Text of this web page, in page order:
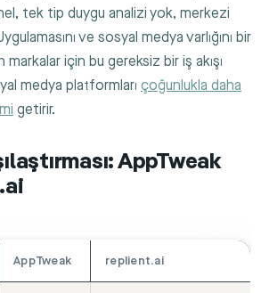
tek tip duygu analizi yok, merkezi
ve sosyal medya varlığını bir
için bu gereksiz bir iş akışı
medya platformları çoğunlukla daha
getirir.
AppTweak
AppTweak replient.ai